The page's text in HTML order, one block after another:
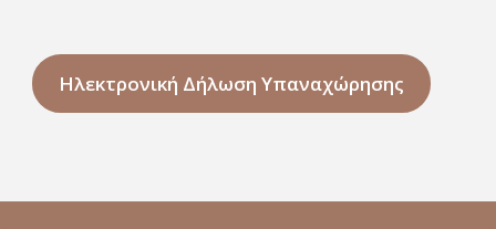
Ηλεκτρονική Δήλωση Υπαναχώρησης